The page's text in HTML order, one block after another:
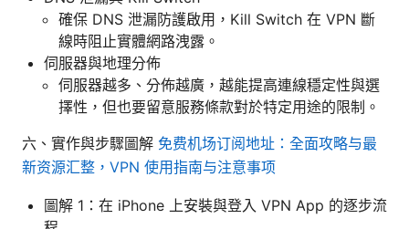
確保 DNS 泄漏防護啟用，Kill Switch 在 VPN 斷
線時阻止實體網路洩露。
伺服器與地理分佈
伺服器越多、分佈越廣，越能提高連線穩定性與選
擇性，但也要留意服務條款對於特定用途的限制。
六、實作與步驟圖解 免费机场订阅地址：全面攻略与最
新资源汇整，VPN 使用指南与注意事项
圖解 1：在 iPhone 上安裝與登入 VPN App 的逐步流